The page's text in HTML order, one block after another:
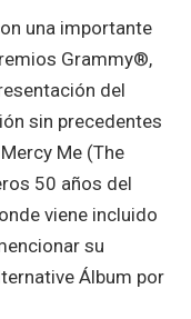
una importante
Grammy®,
del
sin precedentes
Me (The
50 años del
viene incluido
su
Álbum por